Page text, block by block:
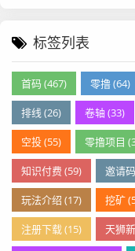
标签列表
首码 (467) 零撸 (64)
排线 (26) 卷轴 (33)
空投 (55) 零撸项目
知识付费 (59) 邀请
玩法介绍 (17) 挖矿
注册下载 (15) 天狮